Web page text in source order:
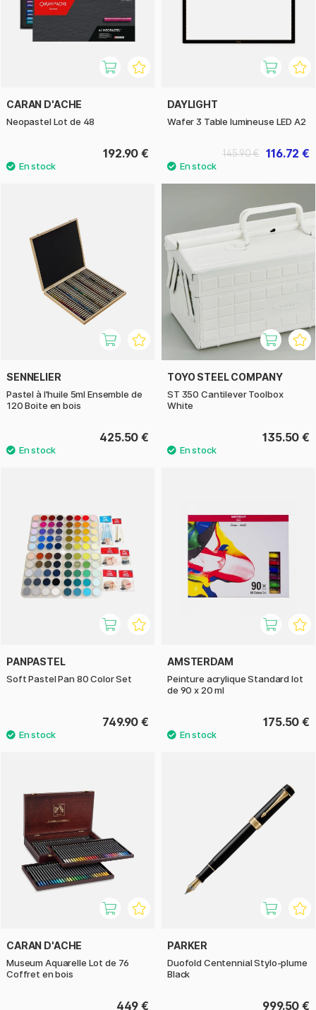
CARAN D'ACHE
Neopastel Lot de 48
192.90 €
DAYLIGHT
Wafer 3 Table lumineuse LED A2
116.72 €
145.90 €
SENNELIER
Pastel à l'huile 5ml Ensemble de
120 Boite en bois
425.50 €
TOYO STEEL COMPANY
ST 350 Cantilever Toolbox
White
135.50 €
PANPASTEL
Soft Pastel Pan 80 Color Set
749.90 €
AMSTERDAM
Peinture acrylique Standard lot
de 90 x 20 ml
175.50 €
CARAN D'ACHE
Museum Aquarelle Lot de 76
Coffret en bois
449 €
PARKER
Duofold Centennial Stylo-plume
Black
999.50 €